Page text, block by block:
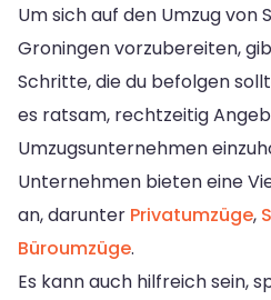
Um sich auf den Umzug von
Groningen vorzubereiten,
Schritte, die du befolgen
es ratsam, rechtzeitig
Umzugsunternehmen
Unternehmen bieten eine
an, darunter Privatumzüge,
Büroumzüge.
Es kann auch hilfreich sein,